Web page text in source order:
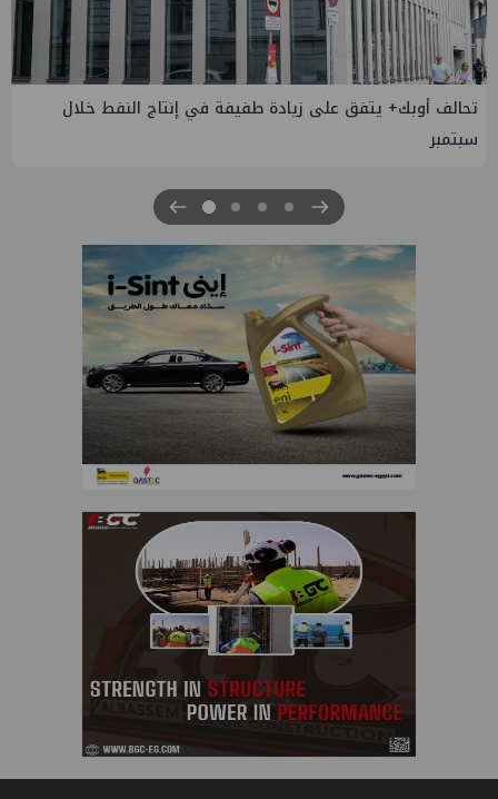
تحالف أوبك+ يتفق على زيادة طفيفة في إنتاج النفط خلال
سبتمبر